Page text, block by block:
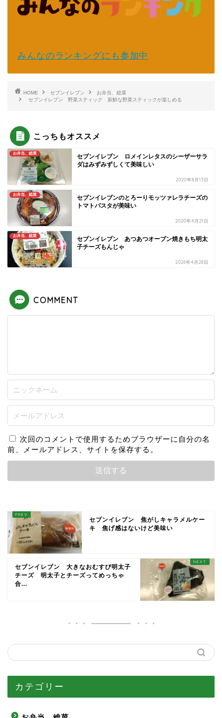
みんなのランキングにも参加中
HOME セブンイレブン
お弁当、総菜
セブンイレブン 野菜スティック 新鮮な野菜スティックが楽しめる
こっちもオススメ
お弁当、総菜
セブンイレブン ロメインレタスのシーザーサラ
ダはみずみずしくて美味しい
2020年8月13日
お弁当、総菜
セブンイレブンのとろーりモッツァレラチーズの
トマトパスタが美味い
2020年4月21日
お弁当、総菜
セブンイレブン あつあつオーブン焼きもち明太
子チーズもんじゃ
2026年4月28日
COMMENT
次回のコメントで使用するためブラウザーに自分の名
前、メールアドレス、サイトを保存する。
セブンイレブン 焦がしキャラメルケー
キ 焦げ感はないけど美味い
セブンイレブン 大きなおむすび明太子
チーズ 明太子とチーズってめっちゃ
合...
カテゴリー